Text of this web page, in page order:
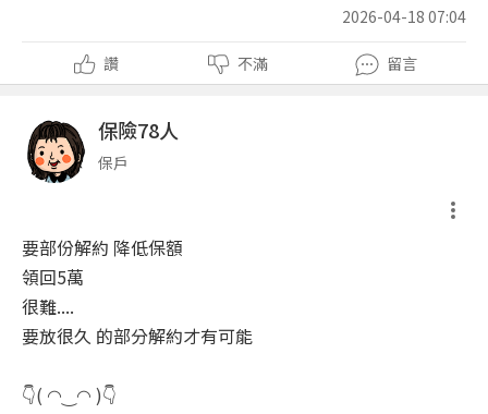
2026-04-18 07:04
讚 不滿 留言
保險78人
保戶
要部份解約 降低保額
領回5萬
很難....
要放很久 的部分解約才有可能
👇( ◠‿◠ )👇